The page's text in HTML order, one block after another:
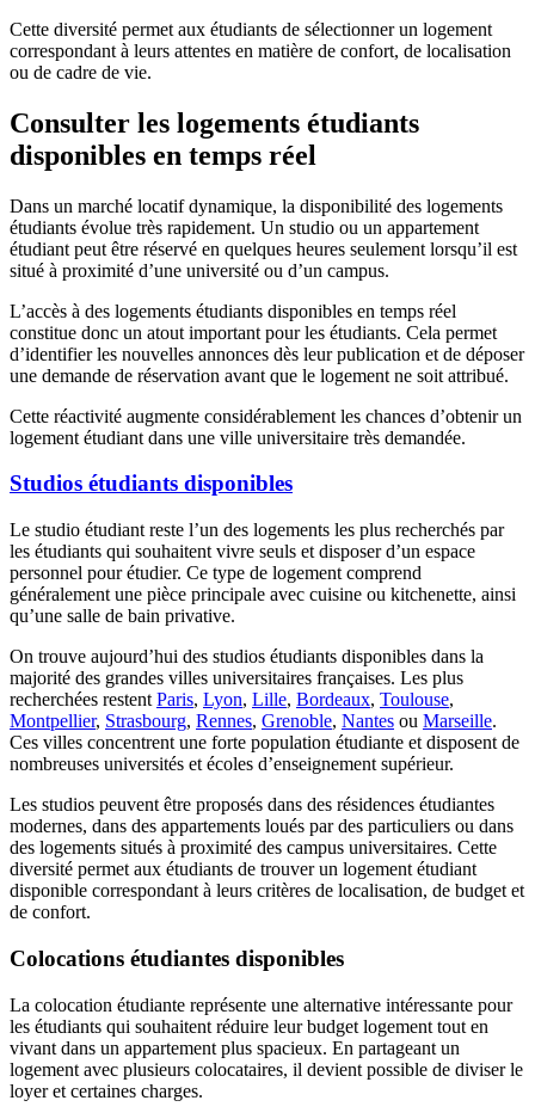
Cette diversité permet aux étudiants de sélectionner un logement
correspondant à leurs attentes en matière de confort, de localisation
ou de cadre de vie.
Consulter les logements étudiants
disponibles en temps réel
Dans un marché locatif dynamique, la disponibilité des logements
étudiants évolue très rapidement. Un studio ou un appartement
étudiant peut être réservé en quelques heures seulement lorsqu’il est
situé à proximité d’une université ou d’un campus.
L’accès à des logements étudiants disponibles en temps réel
constitue donc un atout important pour les étudiants. Cela permet
d’identifier les nouvelles annonces dès leur publication et de déposer
une demande de réservation avant que le logement ne soit attribué.
Cette réactivité augmente considérablement les chances d’obtenir un
logement étudiant dans une ville universitaire très demandée.
Studios étudiants disponibles
Le studio étudiant reste l’un des logements les plus recherchés par
les étudiants qui souhaitent vivre seuls et disposer d’un espace
personnel pour étudier. Ce type de logement comprend
généralement une pièce principale avec cuisine ou kitchenette, ainsi
qu’une salle de bain privative.
On trouve aujourd’hui des studios étudiants disponibles dans la
majorité des grandes villes universitaires françaises. Les plus
recherchées restent Paris, Lyon, Lille, Bordeaux, Toulouse,
Montpellier, Strasbourg, Rennes, Grenoble, Nantes ou Marseille.
Ces villes concentrent une forte population étudiante et disposent de
nombreuses universités et écoles d’enseignement supérieur.
Les studios peuvent être proposés dans des résidences étudiantes
modernes, dans des appartements loués par des particuliers ou dans
des logements situés à proximité des campus universitaires. Cette
diversité permet aux étudiants de trouver un logement étudiant
disponible correspondant à leurs critères de localisation, de budget et
de confort.
Colocations étudiantes disponibles
La colocation étudiante représente une alternative intéressante pour
les étudiants qui souhaitent réduire leur budget logement tout en
vivant dans un appartement plus spacieux. En partageant un
logement avec plusieurs colocataires, il devient possible de diviser le
loyer et certaines charges.